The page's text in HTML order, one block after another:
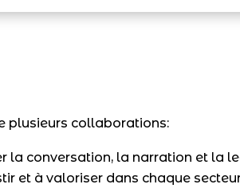
plusieurs collaborations:
la conversation, la narration et la
et à valoriser dans chaque